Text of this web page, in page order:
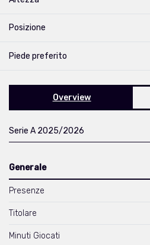
Posizione
Piede preferito
Overview
Serie A 2025/2026
Generale
Presenze
Titolare
Minuti Giocati